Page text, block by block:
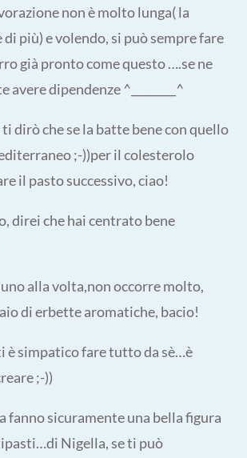
non è molto lunga( la
di più) e volendo, si può sempre fare
già pronto come questo ….se ne
dipendenze ^________^
dirò che se la batte bene con quello
;-))per il colesterolo
il pasto successivo, ciao!
direi che hai centrato bene
alla volta,non occorre molto,
di erbette aromatiche, bacio!
è simpatico fare tutto da sè…è
;-))
fanno sicuramente una bella figura
Nigella, se ti può